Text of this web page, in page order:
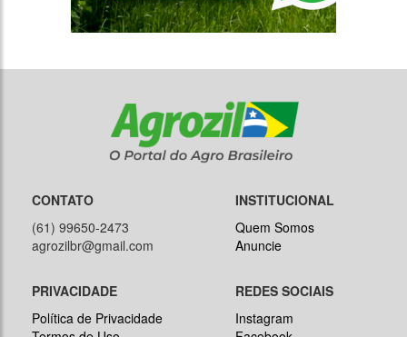
CONTATO
(61) 99650-2473
agrozilbr@gmail.com
INSTITUCIONAL
Quem Somos
Anuncie
PRIVACIDADE
Política de Privacidade
REDES SOCIAIS
Instagram